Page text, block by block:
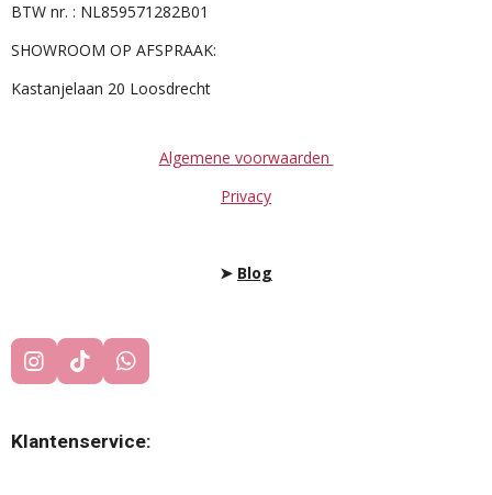
BTW nr. : NL859571282B01
SHOWROOM OP AFSPRAAK:
Kastanjelaan 20 Loosdrecht
Algemene voorwaarden
Privacy
➤ Blog
I
N
T
A
T
I
T
O
W
H
T
S
Klantenservice: